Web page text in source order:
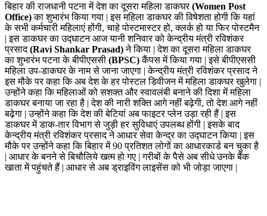
बिहार की राजधानी पटना में देश का दूसरा महिला डाकघर(Women Post
Office)का शुभारंभ किया गया | इस महिला डाकघर की विषेशता होगी कि यहां
के सभी कर्मचारी महिलाएं होंगी, चाहे पोस्टमास्टर हो, क्लर्क हो या फिर पोस्टमैन
| इस डाकघर का उद्घाटन आज यानी शनिवार को केन्द्रीय मंत्री रविशंकर
प्रसाद(Ravi Shankar Prasad)ने किया | देश का दूसरा महिला डाकघर
का शुभारंभ पटना के बीपीएससी (BPSC)कैंपस में किया गया | इसे बीपीएससी
महिला उप-डाकघर के नाम से जाना जाएगा | केन्द्रीय मंत्री रविशंकर प्रसाद ने
इस मौके पर कहा कि अब देश के हर पोस्टल डिवीजन में महिला डाकघर खुलेगा |
उन्होंने कहा कि महिलाओं को सशक्त और स्वावलंबी बनाने की दिशा में महिला
डाकघर बनाया जा रहा है | देश की नारी शक्ति आगे नहीं बढ़ेगी, तो देश आगे नहीं
बढ़ेगा | उन्होंने कहा कि देश की बेटियां अब फाइटर प्लेन उड़ा रही हैं | इस
डाकघर में डाक-तार विभाग से जुड़ी हर सुविधाएं उपलब्ध होंगी | इसके बाद
केन्द्रीय मंत्री रविशंकर प्रसाद ने आधार सेवा केन्द्र का उद्घाटन किया | इस
मौके पर उन्होंने कहा कि बिहार में 90 प्रतिशत लोगों का आधारकार्ड बन चुका है
| आधार के बनने से बिचौलिये खत्म हो गए | गरीबों के पैसे अब सीधे उनके बैंक
खाता में पहुंचते हैं | आधार से अब ड्राइविंग लाइसेंस को भी जोड़ा जाएगा |